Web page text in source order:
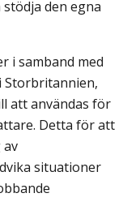
den egna
i samband med
Storbritannien,
att användas för
Detta för att
situationer